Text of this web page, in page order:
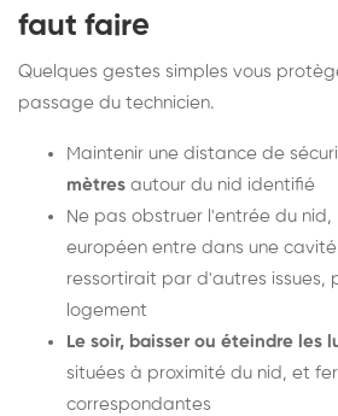
faut faire
Quelques gestes simples vous
passage du technicien.
Maintenir une distance de
mètres autour du nid identifié
Ne pas obstruer l'entrée du nid,
européen entre dans une
ressortirait par d'autres issues,
logement
Le soir, baisser ou éteindre les
situées à proximité du nid, et
correspondantes